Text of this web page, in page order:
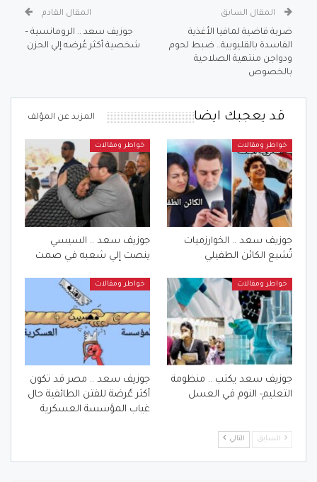
المقال السابق
ضربة قاضية لمافيا الأغذية
الفاسدة بالقليوبية.. ضبط لحوم
ودواجن منتهية الصلاحية
بالخصوص
المقال القادم
جوزيف سعد .. الرومانسية –
شخصية أكثر عُرضه إلي الحزن
قد يعجبك ايضا المزيد عن المؤلف
خواطر ومقالات
جوزيف سعد .. الخوارزميات
تُشبع الكائن الطفيلي
خواطر ومقالات
جوزيف سعد .. السيسي
ينصت إلي شعبه في صمت
خواطر ومقالات
جوزيف سعد يكتب .. منظومة
التعليم- النوم في العسل
خواطر ومقالات
جوزيف سعد .. مصر قد تكون
أكثر عُرضة للفتن الطائفية حال
غياب المؤسسة العسكرية
السابق التالي